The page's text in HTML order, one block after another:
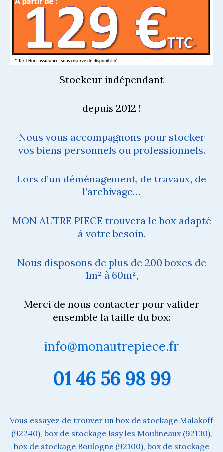
Stockeur indépendant
depuis 2012 !
Nous vous accompagnons pour stocker
vos biens personnels ou professionnels.
Lors d’un déménagement, de travaux, de
l’archivage…
MON AUTRE PIECE trouvera le box adapté
à votre besoin.
Nous disposons de plus de 200 boxes de
1m² à 60m²,
Merci de nous contacter pour valider
ensemble la taille du box:
info@monautrepiece.fr
01 46 56 98 99
Vous essayez de trouver un box de stockage Malakoff
(92240), box de stockage Issy les Moulineaux (92130),
box de stockage Boulogne (92100), box de stockage